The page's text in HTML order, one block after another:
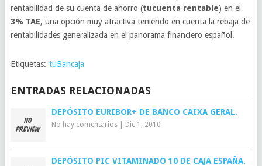
rentabilidad de su cuenta de ahorro (tucuenta rentable) en el
3% TAE, una opción muy atractiva teniendo en cuenta la rebaja de
rentabilidades generalizada en el panorama financiero español.
Etiquetas: tuBancaja
ENTRADAS RELACIONADAS
DEPÓSITO EURIBOR+ DE BANCO CAIXA GERAL.
No hay comentarios| Dic 1, 2010
DEPÓSITO PIC VITAMINADO 10 DE CAJA ESPAÑA.